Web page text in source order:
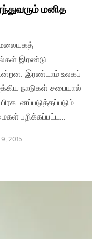
மனித
மலையகத்
இரண்டு
இரண்டாம் உலகப்
நாடுகள் சபையால்
பறிக்கப்பட்ட…
2015